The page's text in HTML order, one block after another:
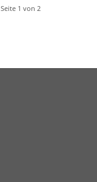
Seite 1 von 2